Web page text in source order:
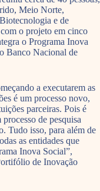
Meio Norte,
e de
o projeto em cinco
o Programa Inova
Banco Nacional de
a executarem as
é um processo novo,
parceiras. Pois é
de pesquisa
Tudo isso, para além de
as entidades que
Inova Social”,
de Inovação